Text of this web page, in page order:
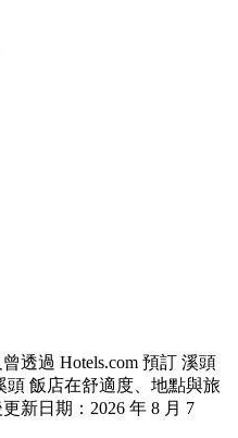
透過 Hotels.com 預訂 溪頭
飯店在舒適度、地點與旅
新日期： 2026 年 8 月 7